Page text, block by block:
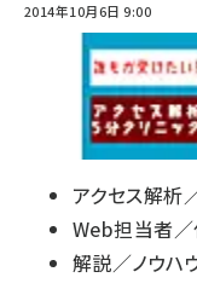
2014年10月6日 9:00
アクセス解析
Web担当者
解説／ノウハ